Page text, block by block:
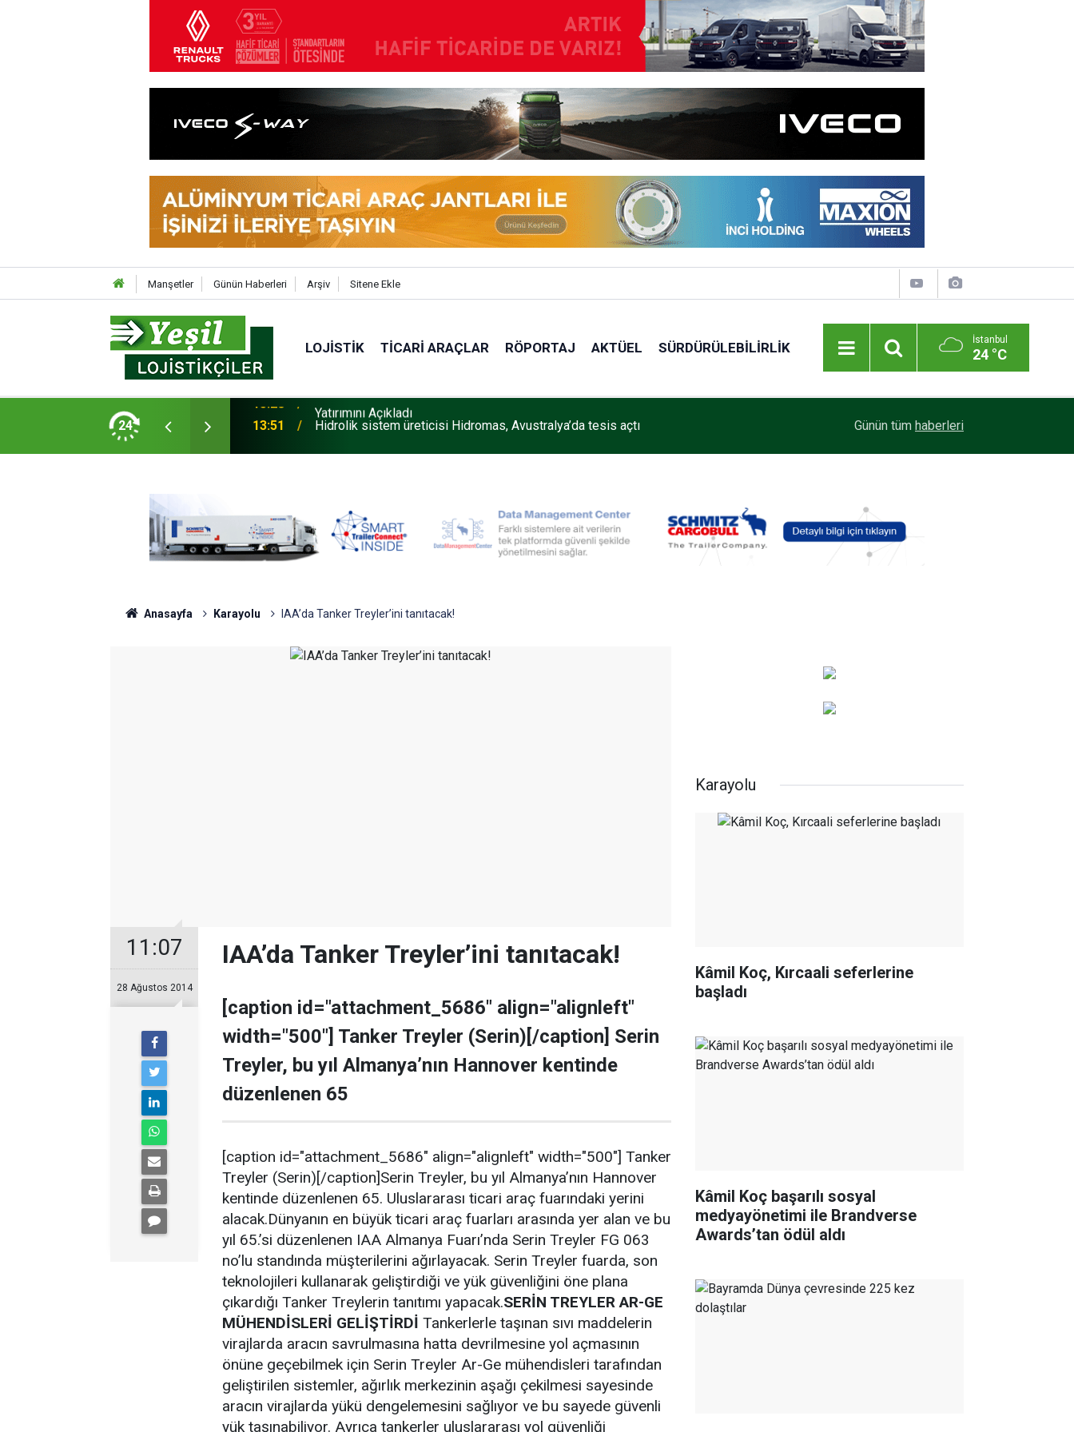
Manşetler Günün Haberleri Arşiv Sitene Ekle
LOJISTIK TICARI ARAÇLAR RÖPORTAJ AKTÜEL SÜRDÜRÜLEBILIRLIK İstanbul
24 °C
24
Yeni Nesil Kabin Projesine Yönelik
13:51 Hidrolik sistem üreticisi Hidromas, Avustralya’da tesis açtı
C-GUARD’ı tanıttı
Günün tüm haberleri
Anasayfa Karayolu IAA’da Tanker Treyler’ini tanıtacak!
11:07
28 Ağustos 2014
IAA’da Tanker Treyler’ini tanıtacak!
[caption id="attachment_5686" align="alignleft"
width="500"] Tanker Treyler (Serin)[/caption] Serin
Treyler, bu yıl Almanya’nın Hannover kentinde
düzenlenen 65
[caption id="attachment_5686" align="alignleft" width="500"] Tanker
Treyler (Serin)[/caption]Serin Treyler, bu yıl Almanya’nın Hannover
kentinde düzenlenen 65. Uluslararası ticari araç fuarındaki yerini
alacak.Dünyanın en büyük ticari araç fuarları arasında yer alan ve bu
yıl 65.’si düzenlenen IAA Almanya Fuarı’nda Serin Treyler FG 063
no’lu standında müşterilerini ağırlayacak. Serin Treyler fuarda, son
teknolojileri kullanarak geliştirdiği ve yük güvenliğini öne plana
çıkardığı Tanker Treylerin tanıtımı yapacak.SERİN TREYLER AR-GE
MÜHENDİSLERİ GELİŞTİRDİ Tankerlerle taşınan sıvı maddelerin
virajlarda aracın savrulmasına hatta devrilmesine yol açmasının
önüne geçebilmek için Serin Treyler Ar-Ge mühendisleri tarafından
geliştirilen sistemler, ağırlık merkezinin aşağı çekilmesi sayesinde
aracın virajlarda yükü dengelemesini sağlıyor ve bu sayede güvenli
yük taşınabiliyor. Ayrıca tankerler uluslararası yol güvenliği
Karayolu
Kâmil Koç, Kırcaali seferlerine
başladı
Kâmil Koç başarılı sosyal
medyayönetimi ile Brandverse
Awards’tan ödül aldı